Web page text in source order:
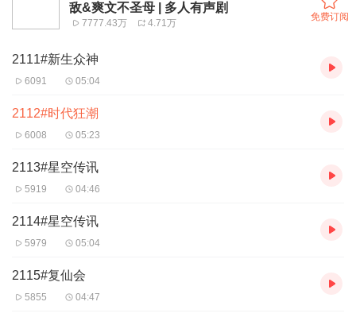
敌&爽文不圣母 | 多人有声剧
7777.43万 4.71万
免费订阅
2111#新生众神
6091 05:04
2112#时代狂潮
6008 05:23
2113#星空传讯
5919 04:46
2114#星空传讯
5979 05:04
2115#复仙会
5855 04:47